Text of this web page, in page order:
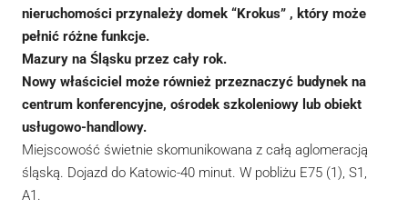
nieruchomości przynależy domek “Krokus” , który może
pełnić różne funkcje.
Mazury na Śląsku przez cały rok.
Nowy właściciel może również przeznaczyć budynek na
centrum konferencyjne, ośrodek szkoleniowy lub obiekt
usługowo-handlowy.
Miejscowość świetnie skomunikowana z całą aglomeracją
śląską. Dojazd do Katowic-40 minut. W pobliżu E75 (1), S1,
A1.